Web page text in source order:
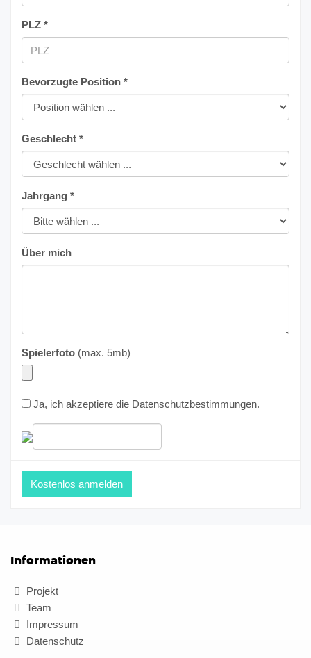
PLZ *
Bevorzugte Position *
Geschlecht *
Jahrgang *
Über mich
Spielerfoto (max. 5mb)
Ja, ich akzeptiere die Datenschutzbestimmungen.
Informationen
Projekt
Team
Impressum
Datenschutz